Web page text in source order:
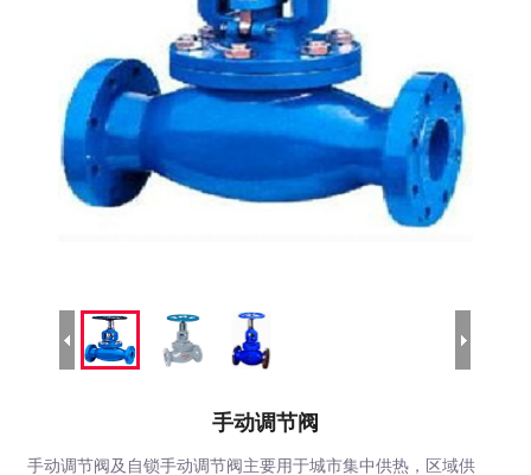
手动调节阀
手动调节阀及自锁手动调节阀主要用于城市集中供热，区域供